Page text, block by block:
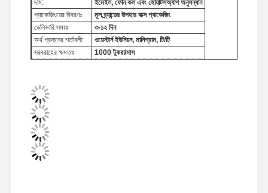
দাম:
ইমেইল, ফোন কল এবং হোয়াটসঅ্যাপ অনুসন্ধান
প্যাকেজিংয়ের বিবরণঃ
মূল ব্র্যান্ডের উপহার বাক্স প্যাকেজিং
ডেলিভারি সময়ঃ
৩-১২ দিন
অর্থ প্রদানের শর্তাবলী:
ওয়েস্টার্ন ইউনিয়ন, মানিগ্রাম, টি/টি
সরবরাহের ক্ষমতাঃ
1000 টুকরা/মাস